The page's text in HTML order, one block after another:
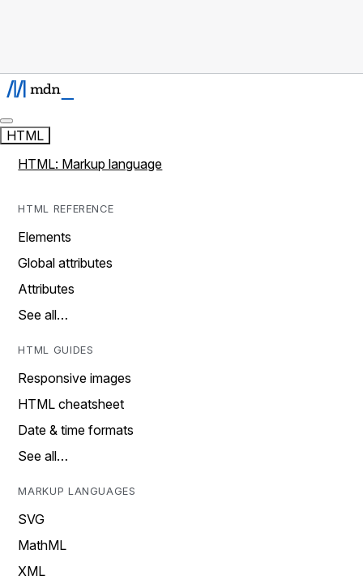
HTML
HTML: Markup language
HTML REFERENCE
Elements
Global attributes
Attributes
See all…
HTML GUIDES
Responsive images
HTML cheatsheet
Date & time formats
See all…
MARKUP LANGUAGES
SVG
MathML
XML